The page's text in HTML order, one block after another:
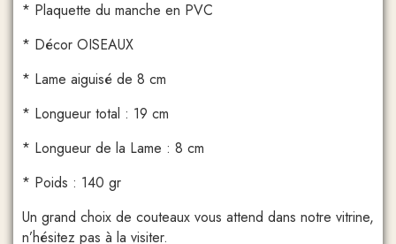
* Plaquette du manche en PVC
* Décor OISEAUX
* Lame aiguisé de 8 cm
* Longueur total : 19 cm
* Longueur de la Lame : 8 cm
* Poids : 140 gr
Un grand choix de couteaux vous attend dans notre vitrine,
n’hésitez pas à la visiter.